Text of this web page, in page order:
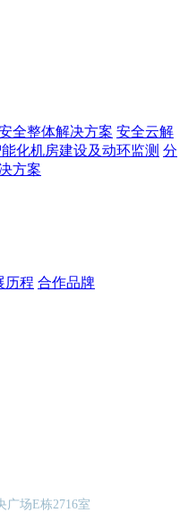
全整体解决方案 安全云解
化机房建设及动环监测 分
方案
历程 合作品牌
广场E栋2716室